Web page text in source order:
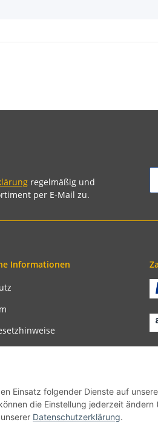
regelmäßig und
per E-Mail zu.
Informationen
Einsatz folgender Dienste auf
die Einstellung jederzeit
Datenschutzerklärung.